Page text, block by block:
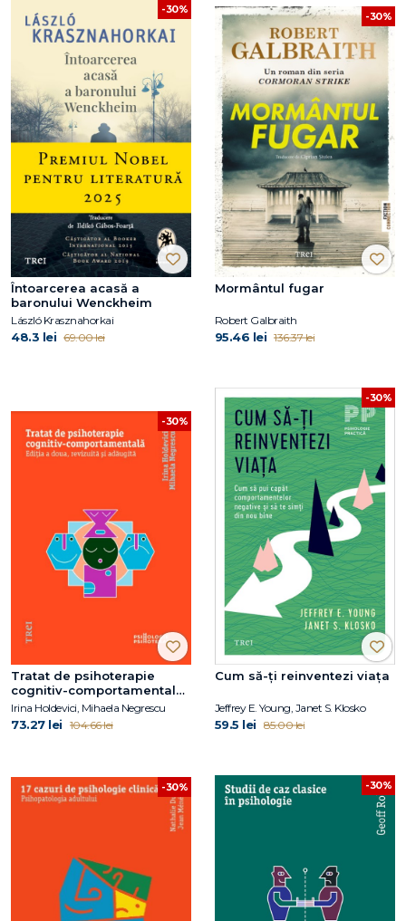
-30%
Întoarcerea acasă a
baronului Wenckheim
László Krasznahorkai
48.3 lei 69.00 lei
-30%
Mormântul fugar
Robert Galbraith
95.46 lei 136.37 lei
-30%
Tratat de psihoterapie
cognitiv-comportamentală.
Ediția a doua, revizuită și
adăugită
Irina Holdevici, Mihaela Negrescu
73.27 lei 104.66 lei
-30%
Cum să-ți reinventezi viața
Jeffrey E. Young, Janet S. Klosko
59.5 lei 85.00 lei
-30% -30%